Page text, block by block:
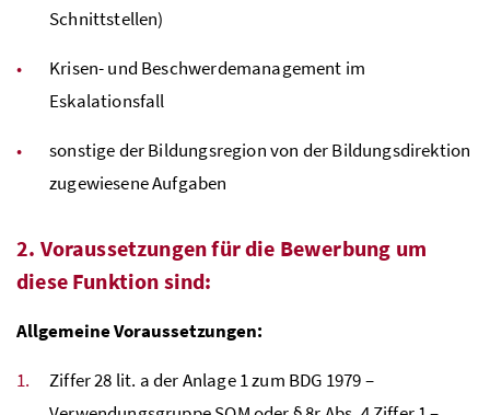
Schnittstellen)
Krisen- und Beschwerdemanagement im
Eskalationsfall
sonstige der Bildungsregion von der Bildungsdirektion
zugewiesene Aufgaben
2. Voraussetzungen für die Bewerbung um
diese Funktion sind:
Allgemeine Voraussetzungen:
Ziffer 28 lit. a der Anlage 1 zum BDG 1979 –